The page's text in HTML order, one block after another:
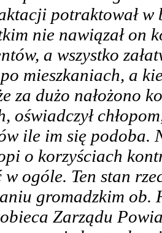
potraktował w
nie nawiązał on
a wszystko
mieszkaniach, a
za dużo nałożono
oświadczył
ile im się podoba.
o korzyściach
ogóle. Ten stan
gromadzkim ob.
Zarządu